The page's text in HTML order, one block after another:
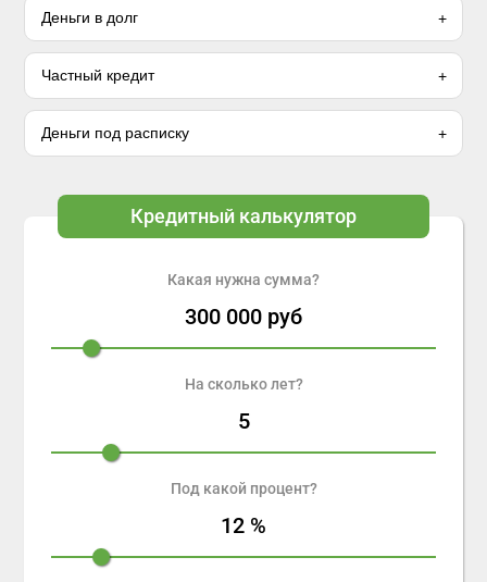
Деньги в долг
Частный кредит
Деньги под расписку
Кредитный калькулятор
Какая нужна сумма?
300 000 руб
На сколько лет?
5
Под какой процент?
12 %